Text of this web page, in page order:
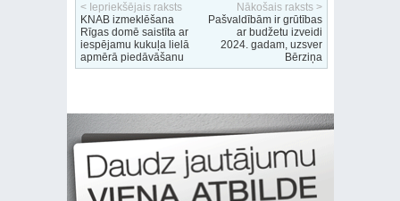
< Iepriekšējais raksts
KNAB izmeklēšana
Rīgas domē saistīta ar
iespējamu kukuļa lielā
apmērā piedāvāšanu
Nākošais raksts >
Pašvaldībām ir grūtības
ar budžetu izveidi
2024. gadam, uzsver
Bērziņa